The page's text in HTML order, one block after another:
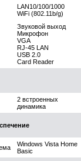
LAN10/100/1000
WiFi (802.11b/g)
Звуковой выход
Микрофон
VGA
RJ-45 LAN
USB 2.0
Card Reader
2 встроенных
динамика
Windows Vista Home
Basic